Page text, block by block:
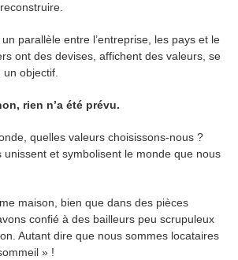
parallèle entre l’entreprise, les pays et le
ont des devises, affichent des valeurs, se
objectif.
rien n’a été prévu.
quelles valeurs choisissons-nous ?
unissent et symbolisent le monde que nous
maison, bien que dans des pièces
confié à des bailleurs peu scrupuleux
Autant dire que nous sommes locataires
» !